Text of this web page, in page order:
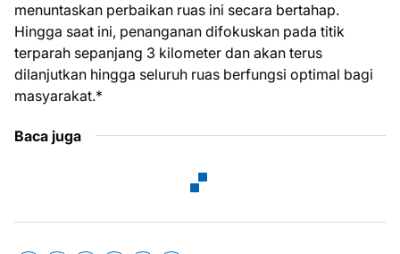
menuntaskan perbaikan ruas ini secara bertahap.
Hingga saat ini, penanganan difokuskan pada titik
terparah sepanjang 3 kilometer dan akan terus
dilanjutkan hingga seluruh ruas berfungsi optimal bagi
masyarakat.*
Baca juga